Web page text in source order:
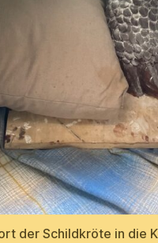
der Schildkröte in die